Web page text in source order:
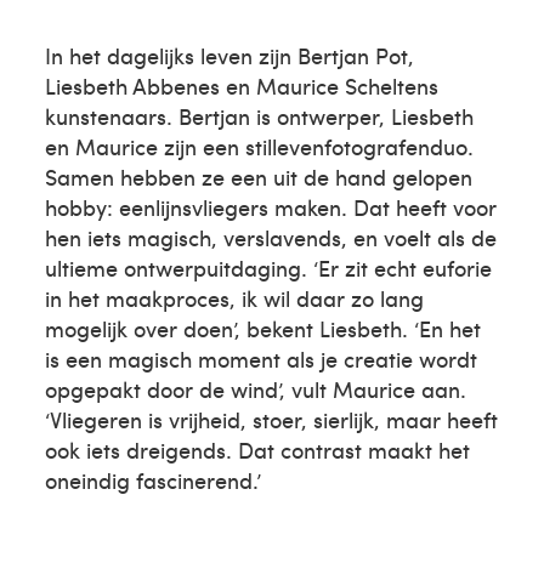
In het dagelijks leven zijn Bertjan Pot,
Liesbeth Abbenes en Maurice Scheltens
kunstenaars. Bertjan is ontwerper, Liesbeth
en Maurice zijn een stillevenfotografenduo.
Samen hebben ze een uit de hand gelopen
hobby: eenlijnsvliegers maken. Dat heeft voor
hen iets magisch, verslavends, en voelt als de
ultieme ontwerpuitdaging. ‘Er zit echt euforie
in het maakproces, ik wil daar zo lang
mogelijk over doen’, bekent Liesbeth. ‘En het
is een magisch moment als je creatie wordt
opgepakt door de wind’, vult Maurice aan.
‘Vliegeren is vrijheid, stoer, sierlijk, maar heeft
ook iets dreigends. Dat contrast maakt het
oneindig fascinerend.’